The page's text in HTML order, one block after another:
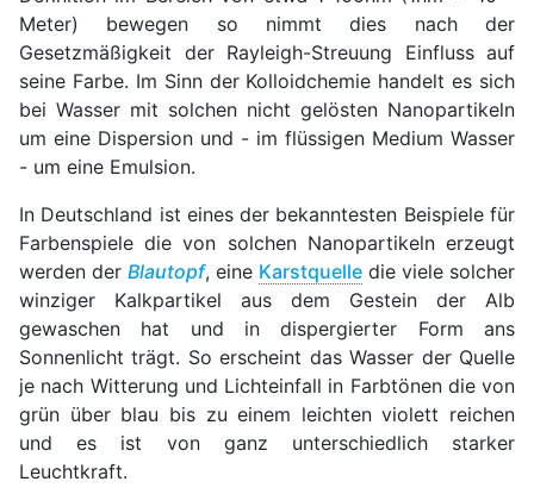
Meter) bewegen so nimmt dies nach der
Gesetzmäßigkeit der Rayleigh-Streuung Einfluss auf
seine Farbe. Im Sinn der Kolloidchemie handelt es sich
bei Wasser mit solchen nicht gelösten Nanopartikeln
um eine Dispersion und - im flüssigen Medium Wasser
- um eine Emulsion.
In Deutschland ist eines der bekanntesten Beispiele für
Farbenspiele die von solchen Nanopartikeln erzeugt
werden der Blautopf, eine Karstquelle die viele solcher
winziger Kalkpartikel aus dem Gestein der Alb
gewaschen hat und in dispergierter Form ans
Sonnenlicht trägt. So erscheint das Wasser der Quelle
je nach Witterung und Lichteinfall in Farbtönen die von
grün über blau bis zu einem leichten violett reichen
und es ist von ganz unterschiedlich starker
Leuchtkraft.